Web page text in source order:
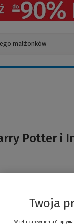
Potter i
Twoja
W celu zapewnienia Ci